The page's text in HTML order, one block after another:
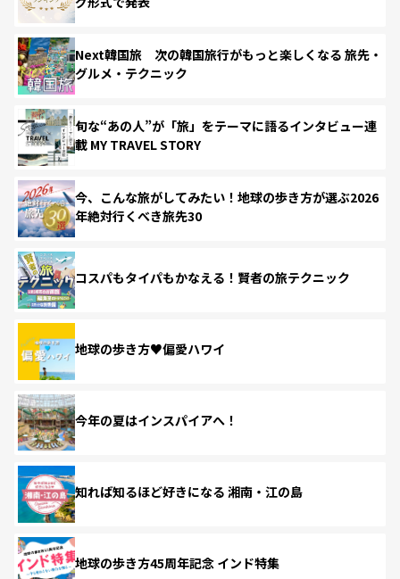
Next韓国旅 次の韓国旅行がもっと楽しくなる 旅先・
グルメ・テクニック
旬な“あの人”が「旅」をテーマに語るインタビュー連
載 MY TRAVEL STORY
今、こんな旅がしてみたい！地球の歩き方が選ぶ2026
年絶対行くべき旅先30
コスパもタイパもかなえる！賢者の旅テクニック
地球の歩き方♥偏愛ハワイ
今年の夏はインスパイアへ！
知れば知るほど好きになる 湘南・江の島
地球の歩き方45周年記念 インド特集